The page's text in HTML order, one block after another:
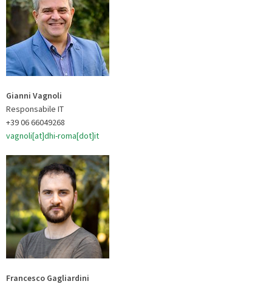
Gianni Vagnoli
Responsabile IT
+39 06 66049268
vagnoli[at]dhi-roma[dot]it
Francesco Gagliardini